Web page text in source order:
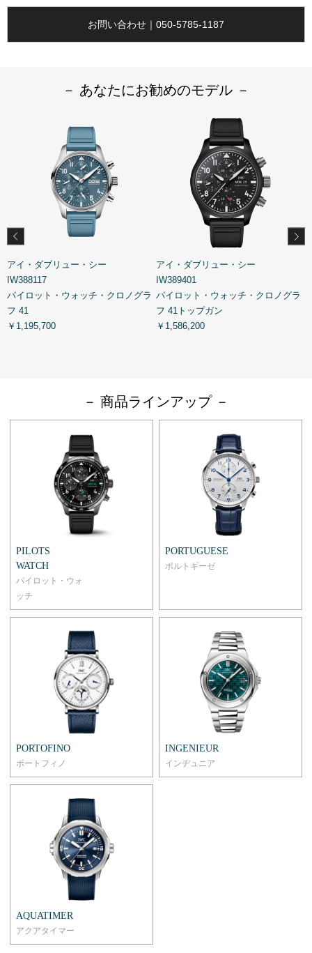
お問い合わせ｜050-5785-1187
－ あなたにお勧めのモデル －
アイ・ダブリュー・シー
IW388117
パイロット・ウォッチ・クロノグラ
フ 41
￥1,195,700
アイ・ダブリュー・シー
IW389401
パイロット・ウォッチ・クロノグラ
フ 41トップガン
￥1,586,200
－ 商品ラインアップ －
PILOTS
WATCH
パイロット・ウォ
ッチ
PORTUGUESE
ポルトギーゼ
PORTOFINO
ポートフィノ
INGENIEUR
インヂュニア
AQUATIMER
アクアタイマー